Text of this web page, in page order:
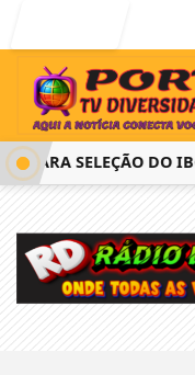
PARA SELEÇÃO DO